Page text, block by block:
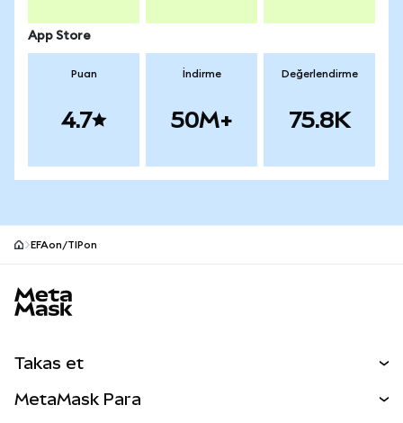
App Store
Puan
4.7
İndirme
50M+
Değerlendirme
75.8K
EFAon/TIPon
Takas et
MetaMask Para